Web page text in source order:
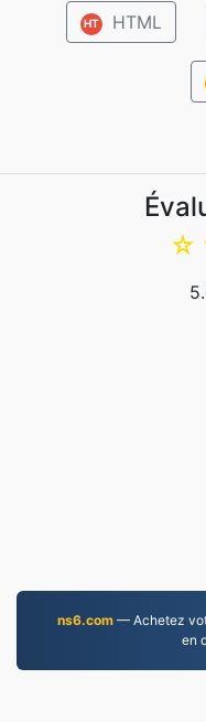
HT HTML
☆
ns6.com — Achetez
en